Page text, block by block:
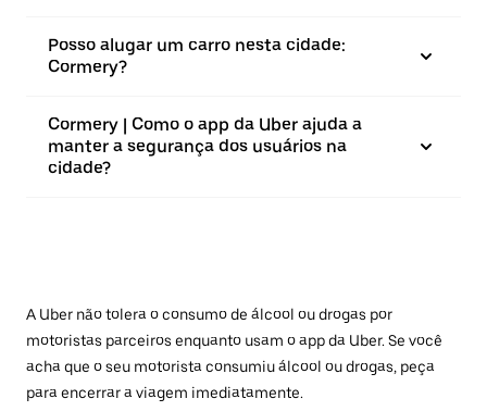
Posso alugar um carro nesta cidade:
Cormery?
Cormery | Como o app da Uber ajuda a
manter a segurança dos usuários na
cidade?
A Uber não tolera o consumo de álcool ou drogas por
motoristas parceiros enquanto usam o app da Uber. Se você
acha que o seu motorista consumiu álcool ou drogas, peça
para encerrar a viagem imediatamente.